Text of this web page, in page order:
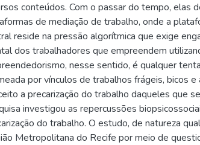
conteúdos. Com o passar do tempo, elas
de mediação de trabalho, onde a
reside na pressão algorítmica que exige
dos trabalhadores que empreendem
nesse sentido, é qualquer
por vínculos de trabalhos frágeis, bicos
a precarização do trabalho daqueles que
investigou as repercussões
do trabalho. O estudo, de natureza
Metropolitana do Recife por meio de